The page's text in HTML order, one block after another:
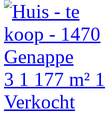
3 1 177 m² 1
Verkocht